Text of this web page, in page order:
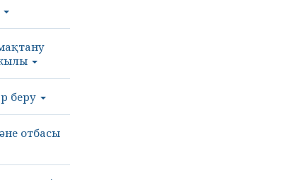
беру
отбасы